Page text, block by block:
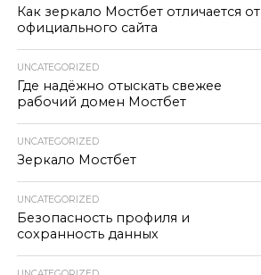
Как зеркало Мостбет отличается от
официального сайта
UNCATEGORIZED
Где надёжно отыскать свежее
рабочий домен Мостбет
UNCATEGORIZED
Зеркало Мостбет
UNCATEGORIZED
Безопасность профиля и
сохранность данных